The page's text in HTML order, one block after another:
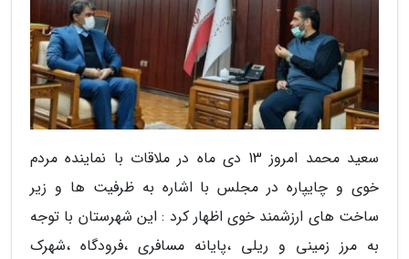
سعید محمد امروز 13 دی ماه در ملاقات با نماینده مردم
خوی و چایپاره در مجلس با اشاره به ظرفیت ها و زیر
ساخت های ارزشمند خوی اظهار کرد : این شهرستان با توجه
به مرز زمینی و ریلی ،پایانه مسافری ،فرودگاه ،شهرک